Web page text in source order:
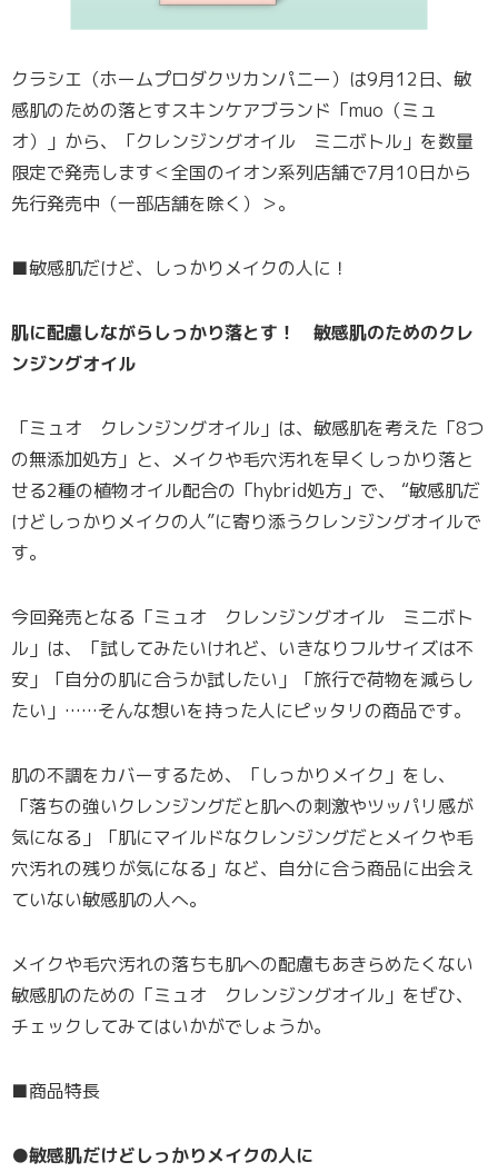
クラシエ（ホームプロダクツカンパニー）は9月12日、敏
感肌のための落とすスキンケアブランド「muo（ミュ
オ）」から、「クレンジングオイル ミニボトル」を数量
限定で発売します＜全国のイオン系列店舗で7月10日から
先行発売中（一部店舗を除く）＞。
■敏感肌だけど、しっかりメイクの人に！
肌に配慮しながらしっかり落とす！ 敏感肌のためのクレ
ンジングオイル
「ミュオ クレンジングオイル」は、敏感肌を考えた「8つ
の無添加処方」と、メイクや毛穴汚れを早くしっかり落と
せる2種の植物オイル配合の「hybrid処方」で、 “敏感肌だ
けどしっかりメイクの人”に寄り添うクレンジングオイルで
す。
今回発売となる「ミュオ クレンジングオイル ミニボト
ル」は、「試してみたいけれど、いきなりフルサイズは不
安」「自分の肌に合うか試したい」「旅行で荷物を減らし
たい」……そんな想いを持った人にピッタリの商品です。
肌の不調をカバーするため、「しっかりメイク」をし、
「落ちの強いクレンジングだと肌への刺激やツッパリ感が
気になる」「肌にマイルドなクレンジングだとメイクや毛
穴汚れの残りが気になる」など、自分に合う商品に出会え
ていない敏感肌の人へ。
メイクや毛穴汚れの落ちも肌への配慮もあきらめたくない
敏感肌のための「ミュオ クレンジングオイル」をぜひ、
チェックしてみてはいかがでしょうか。
■商品特長
●敏感肌だけどしっかりメイクの人に